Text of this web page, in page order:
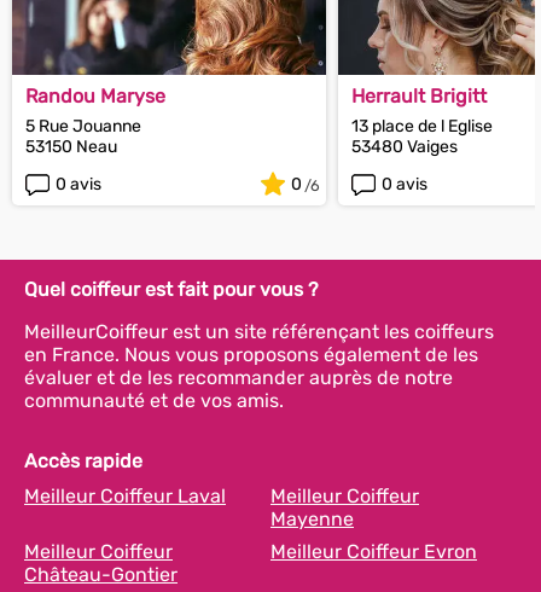
Randou Maryse
5 Rue Jouanne
53150 Neau
0 avis
0
Herrault Brigitt
13 place de l Eglise
53480 Vaiges
0 avis
Quel coiffeur est fait pour vous ?
MeilleurCoiffeur est un site référençant les coiffeurs
en France. Nous vous proposons également de les
évaluer et de les recommander auprès de notre
communauté et de vos amis.
Accès rapide
Meilleur Coiffeur Laval
Meilleur Coiffeur
Mayenne
Meilleur Coiffeur
Château-Gontier
Meilleur Coiffeur Evron